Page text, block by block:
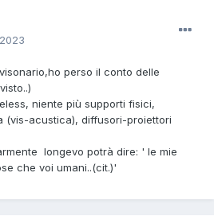
perso il conto delle
niente più supporti fisici,
(vis-acustica), diffusori-proiettori
longevo potrà dire: ' le mie
che voi umani..(cit.)'